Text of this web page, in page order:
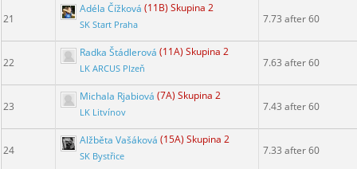
21
Adéla Čížková (11B) Skupina 2
SK Start Praha 7.73 after 60
22
Radka Štádlerová (11A) Skupina 2
LK ARCUS Plzeň 7.63 after 60
23
Michala Rjabiová (7A) Skupina 2
LK Litvínov 7.43 after 60
24
Alžběta Vašáková (15A) Skupina 2
SK Bystřice 7.33 after 60